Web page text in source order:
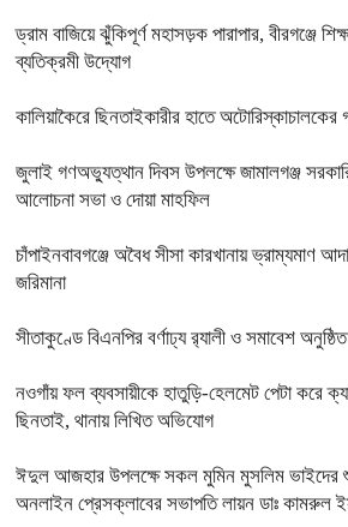
ড্রাম বাজিয়ে ঝুঁকিপূর্ণ মহাসড়ক পারাপার, বীরগঞ্জে
ব্যতিক্রমী উদ্যোগ
কালিয়াকৈরে ছিনতাইকারীর হাতে অটোরিস্কাচালকের
জুলাই গণঅভ্যুত্থান দিবস উপলক্ষে জামালগঞ্জ
আলোচনা সভা ও দোয়া মাহফিল
চাঁপাইনবাবগঞ্জে অবৈধ সীসা কারখানায় ভ্রাম্যমাণ
জরিমানা
সীতাকুণ্ডে বিএনপির বর্ণাঢ্য র‍্যালী ও সমাবেশ অনুষ্ঠিত
নওগাঁয় ফল ব্যবসায়ীকে হাতুড়ি-হেলমেট পেটা করে
ছিনতাই, থানায় লিখিত অভিযোগ
ঈদুল আজহার উপলক্ষে সকল মুমিন মুসলিম ভাইদের
অনলাইন প্রেসক্লাবের সভাপতি লায়ন ডাঃ কামরুল